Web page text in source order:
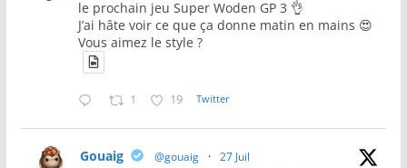
le prochain jeu Super Woden GP 3 👌
J’ai hâte voir ce que ça donne matin en mains 😍
Vous aimez le style ?
1 19 Twitter
Gouaig @gouaig · 27 Juil